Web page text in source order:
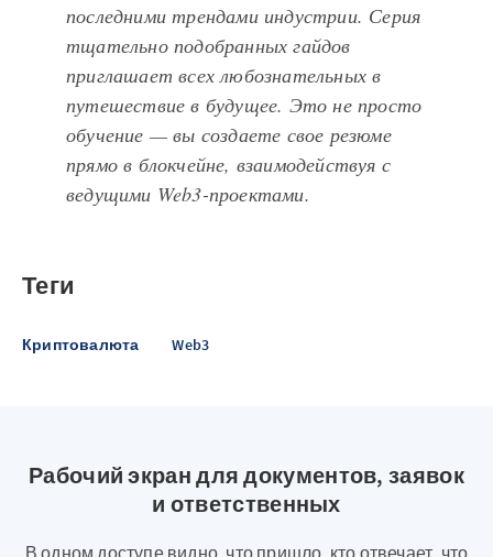
последними трендами индустрии. Серия
тщательно подобранных гайдов
приглашает всех любознательных в
путешествие в будущее. Это не просто
обучение — вы создаете свое резюме
прямо в блокчейне, взаимодействуя с
ведущими Web3-проектами.
Теги
Криптовалюта Web3
Рабочий экран для документов, заявок
и ответственных
В одном доступе видно, что пришло, кто отвечает, что